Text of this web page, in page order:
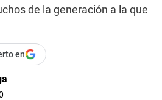
de la generación a la que
en